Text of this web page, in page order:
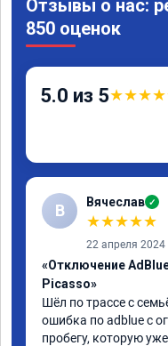
Отзывы о нас:
850 оценок
5.0 из 5★★★★
В Вячеслав ✓
★★★★★
22 апреля 2024
«Отключение
Picasso»
Шёл по трассе с
ошибка по adblue с
пробегу, которую